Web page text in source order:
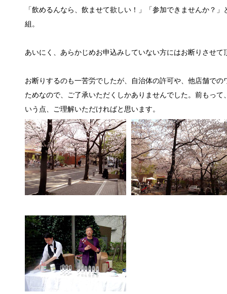
「飲めるんなら、飲ませて欲しい！」「参加できませんか？
組。
あいにく、あらかじめお申込みしていない方にはお断りさせて
お断りするのも一苦労でしたが、自治体の許可や、他店舗で
ためなので、ご了承いただくしかありませんでした。前もっ
いう点、ご理解いただければと思います。